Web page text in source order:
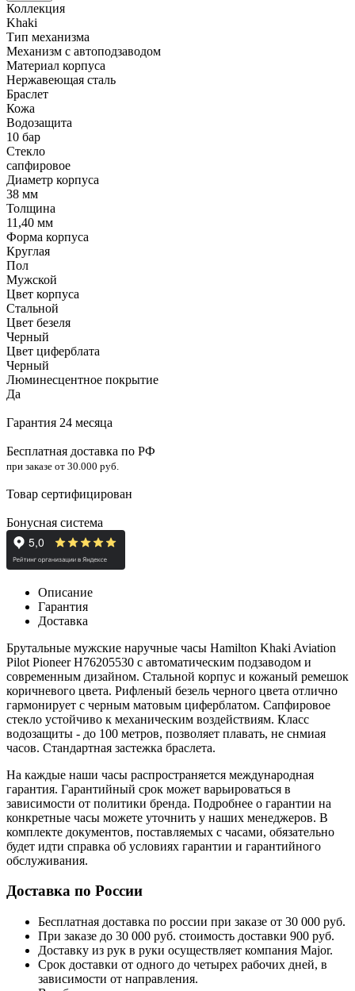
Коллекция
Khaki
Тип механизма
Механизм с автоподзаводом
Материал корпуса
Нержавеющая сталь
Браслет
Кожа
Водозащита
10 бар
Стекло
сапфировое
Диаметр корпуса
38 мм
Толщина
11,40 мм
Форма корпуса
Круглая
Пол
Мужской
Цвет корпуса
Стальной
Цвет безеля
Черный
Цвет циферблата
Черный
Люминесцентное покрытие
Да
Гарантия 24 месяца
Бесплатная доставка по РФ
при заказе от 30.000 руб.
Товар сертифицирован
Бонусная система
Описание
Гарантия
Доставка
Брутальные мужские наручные часы Hamilton Khaki Aviation
Pilot Pioneer H76205530 с автоматическим подзаводом и
современным дизайном. Стальной корпус и кожаный ремешок
коричневого цвета. Рифленый безель черного цвета отлично
гармонирует с черным матовым циферблатом. Сапфировое
стекло устойчиво к механическим воздействиям. Класс
водозащиты - до 100 метров, позволяет плавать, не снмиая
часов. Стандартная застежка браслета.
На каждые наши часы распространяется международная
гарантия. Гарантийный срок может варьироваться в
зависимости от политики бренда. Подробнее о гарантии на
конкретные часы можете уточнить у наших менеджеров. В
комплекте документов, поставляемых с часами, обязательно
будет идти справка об условиях гарантии и гарантийного
обслуживания.
Доставка по России
Бесплатная доставка по россии при заказе от 30 000 руб.
При заказе до 30 000 руб. стоимость доставки 900 руб.
Доставку из рук в руки осуществляет компания Major.
Срок доставки от одного до четырех рабочих дней, в
зависимости от направления.